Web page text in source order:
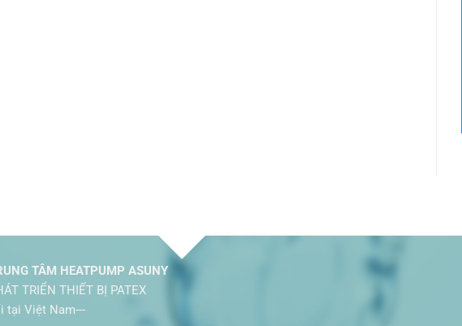
TÂM HEATPUMP ASUNY
TRIỂN THIẾT BỊ PATEX
Việt Nam---